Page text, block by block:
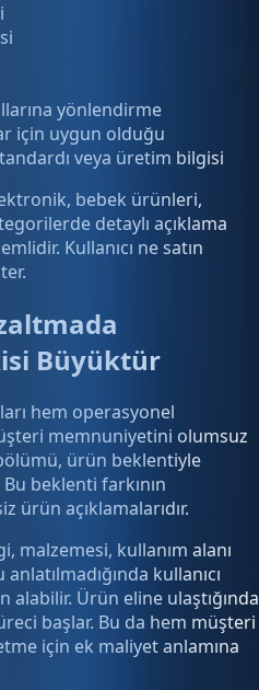
yönlendirme
için uygun olduğu
veya üretim bilgisi
bebek ürünleri,
detaylı açıklama
Kullanıcı ne satın
Büyüktür
hem operasyonel
memnuniyetini olumsuz
ürün beklentiyle
beklenti farkının
ürün açıklamalarıdır.
malzemesi, kullanım alanı
kullanıcı
alabilir. Ürün eline ulaştığında
başlar. Bu da hem müşteri
için ek maliyet anlamına